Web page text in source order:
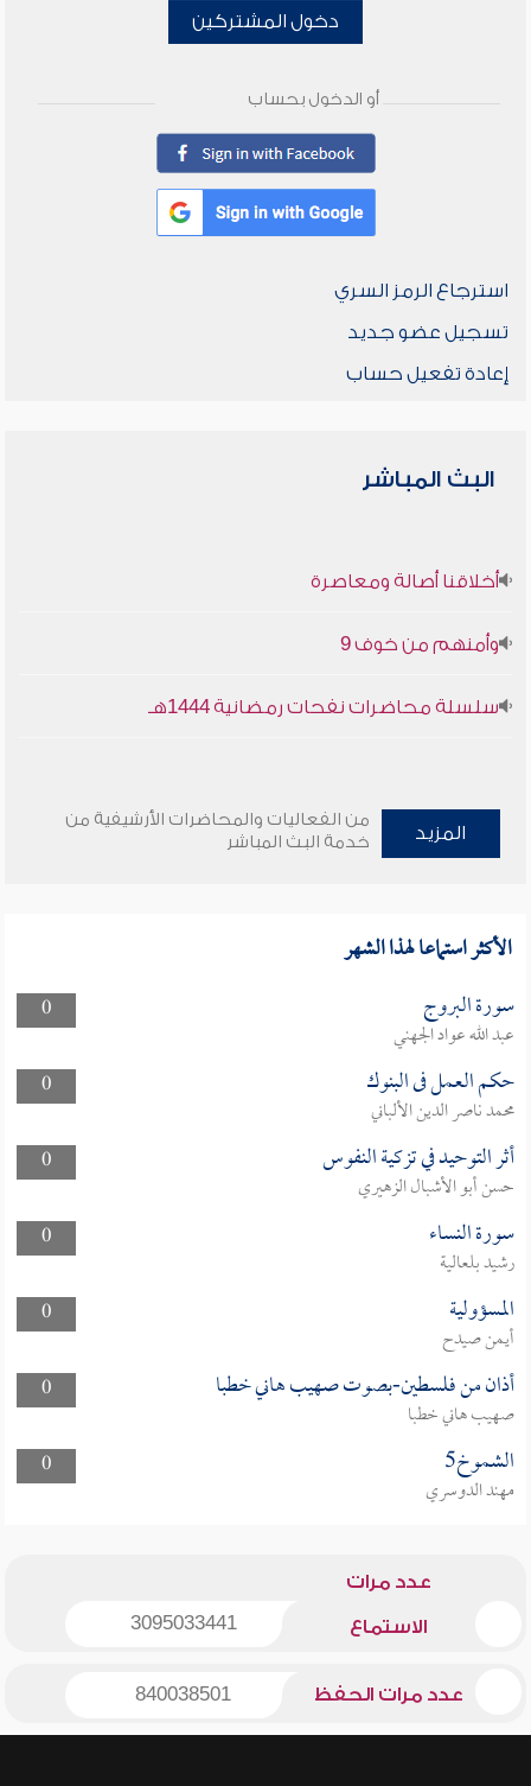
دخول المشتركين
أو الدخول بحساب
استرجاع الرمز السري
تسجيل عضو جديد
إعادة تفعيل حساب
البث المباشر
أخلاقنا أصالة ومعاصرة
وأمنهم من خوف 9
سلسلة محاضرات نفحات رمضانية 1444هـ
المزيد
من الفعاليات والمحاضرات الأرشيفية من
خدمة البث المباشر
الأكثر استماعا لهذا الشهر
0 سورة البروج
عبد الله عواد الجهني
0
حكم العمل فى البنوك
محمد ناصر الدين الألباني
0
أثر التوحيد في تزكية النفوس
حسن أبو الأشبال الزهيري
0
سورة النساء
رشيد بلعالية
0
المسؤولية
أيمن صيدح
0
أذان من فلسطين-بصوت صهيب هاني خطبا
صهيب هاني خطبا
0
الشموخ5
مهند الدوسري
عدد مرات
الاستماع 3095033441
عدد مرات الحفظ 840038501